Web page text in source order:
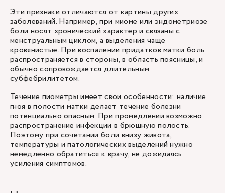
Эти признаки отличаются от картины других
заболеваний. Например, при миоме или эндометриозе
боли носят хронический характер и связаны с
менструальным циклом, а выделения чаще
кровянистые. При воспалении придатков матки боль
распространяется в стороны, в область поясницы, и
обычно сопровождается длительным
субфебрилитетом.
Течение пиометры имеет свои особенности: наличие
гноя в полости матки делает течение болезни
потенциально опасным. При промедлении возможно
распространение инфекции в брюшную полость.
Поэтому при сочетании боли внизу живота,
температуры и патологических выделений нужно
немедленно обратиться к врачу, не дожидаясь
усиления симптомов.